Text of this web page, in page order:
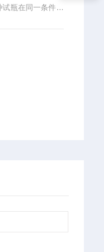
瓶在同一条件下